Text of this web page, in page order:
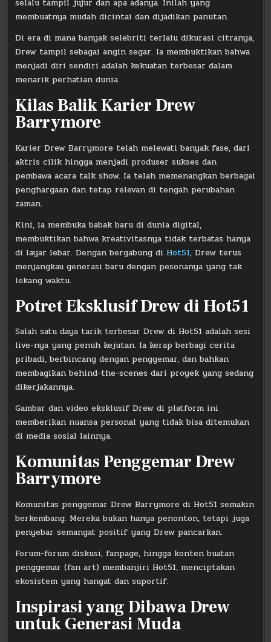
selalu tampil jujur dan apa adanya. Inilah yang
membuatnya mudah dicintai dan dijadikan panutan.
Di era di mana banyak selebriti terlalu dikurasi citranya,
Drew tampil sebagai angin segar. Ia membuktikan bahwa
menjadi diri sendiri adalah kekuatan terbesar dalam
menarik perhatian dunia.
Kilas Balik Karier Drew
Barrymore
Karier Drew Barrymore telah melewati banyak fase, dari
aktris cilik hingga menjadi produser sukses dan
pembawa acara talk show. Ia telah memenangkan berbagai
penghargaan dan tetap relevan di tengah perubahan
zaman.
Kini, ia membuka babak baru di dunia digital,
membuktikan bahwa kreativitasnya tidak terbatas hanya
di layar lebar. Dengan bergabung di Hot51, Drew terus
menjangkau generasi baru dengan pesonanya yang tak
lekang waktu.
Potret Eksklusif Drew di Hot51
Salah satu daya tarik terbesar Drew di Hot51 adalah sesi
live-nya yang penuh kejutan. Ia kerap berbagi cerita
pribadi, berbincang dengan penggemar, dan bahkan
membagikan behind-the-scenes dari proyek yang sedang
dikerjakannya.
Gambar dan video eksklusif Drew di platform ini
memberikan nuansa personal yang tidak bisa ditemukan
di media sosial lainnya.
Komunitas Penggemar Drew
Barrymore
Komunitas penggemar Drew Barrymore di Hot51 semakin
berkembang. Mereka bukan hanya penonton, tetapi juga
penyebar semangat positif yang Drew pancarkan.
Forum-forum diskusi, fanpage, hingga konten buatan
penggemar (fan art) membanjiri Hot51, menciptakan
ekosistem yang hangat dan suportif.
Inspirasi yang Dibawa Drew
untuk Generasi Muda